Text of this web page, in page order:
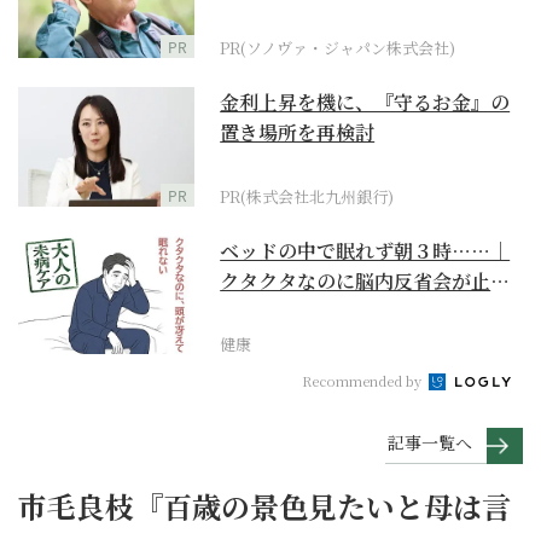
PR PR(ソノヴァ・ジャパン株式会社)
PR
金利上昇を機に、『守るお金』の
置き場所を再検討
PR(株式会社北九州銀行)
ベッドの中で眠れず朝３時……｜
クタクタなのに脳内反省会が止ま
健康
Recommended by
記事一覧へ
市毛良枝『百歳の景色見たいと母は言